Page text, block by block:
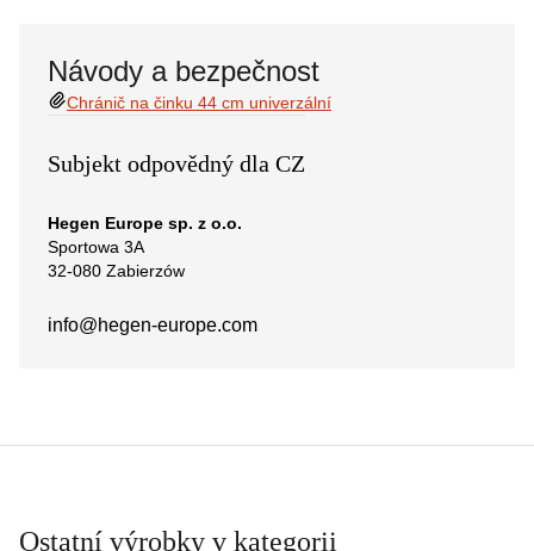
Návody a bezpečnost
Chránič na činku 44 cm univerzální
Subjekt odpovědný dla CZ
Hegen Europe sp. z o.o.
Sportowa 3A
32-080 Zabierzów
info@hegen-europe.com
Ostatní výrobky v kategorii